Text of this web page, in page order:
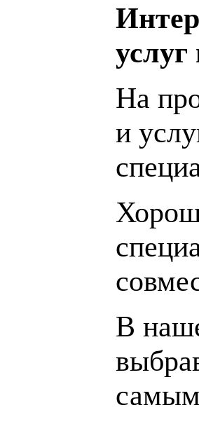
На
и
В